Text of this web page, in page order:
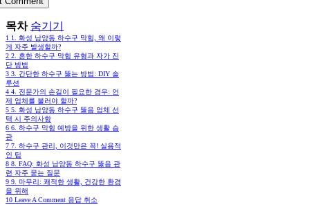
목차 숨기기
1 1. 화성 남양동 하수구 막힘, 왜 이렇
게 자주 발생할까?
2 2. 흔한 하수구 막힘 유형과 자가 진
단 방법
3 3. 간단한 하수구 뚫는 방법: DIY 솔
루션
4 4. 전문가의 손길이 필요한 경우: 언
제 업체를 불러야 할까?
5 5. 화성 남양동 하수구 뚫음 업체 선
택 시 주의사항
6 6. 하수구 막힘 예방을 위한 생활 습
관
7 7. 하수구 관리, 이것만은 꼭! 실용적
인 팁
8 8. FAQ: 화성 남양동 하수구 뚫음 관
련 자주 묻는 질문
9 9. 마무리: 쾌적한 생활, 건강한 환경
을 위해
10 Leave A Comment 응답 취소